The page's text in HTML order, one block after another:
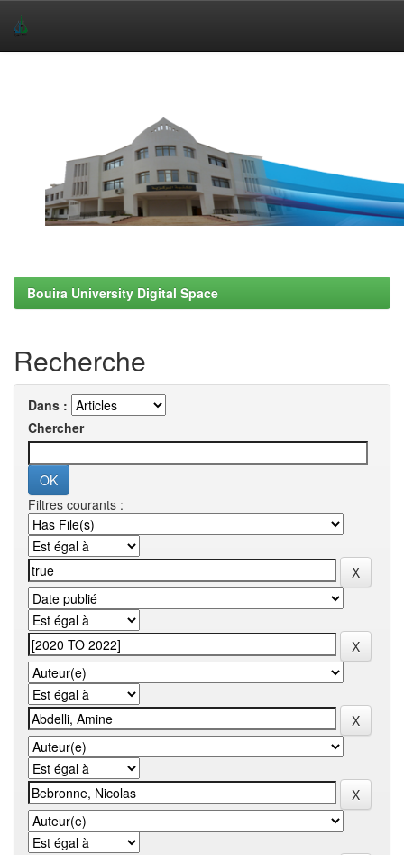
Bouira University Digital Space
Recherche
Dans :
Chercher
Filtres courants :